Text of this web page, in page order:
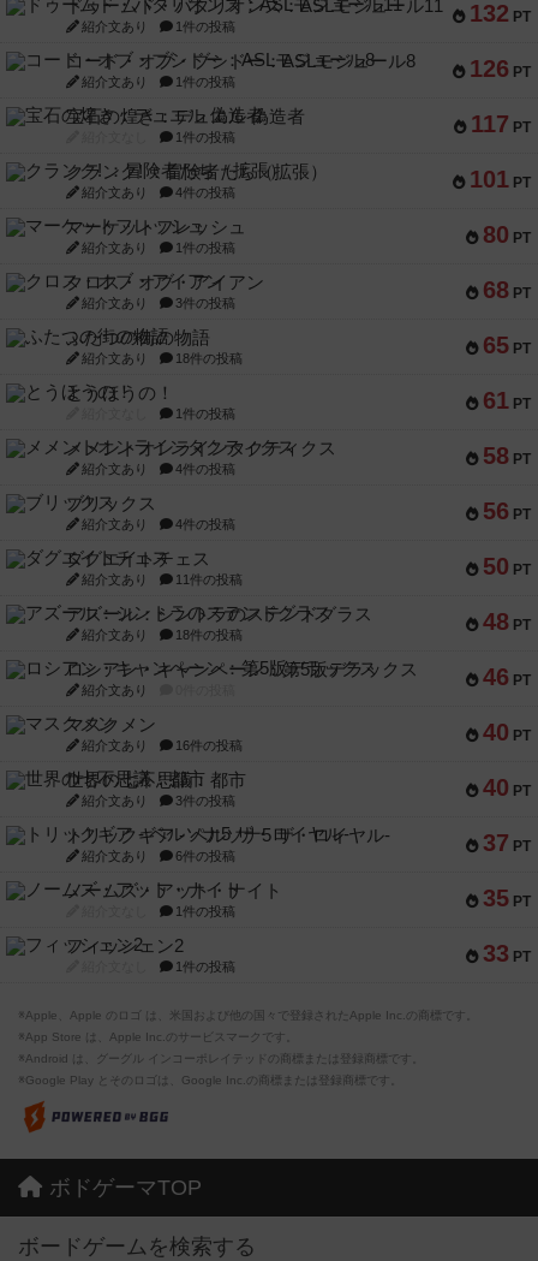
132 PT
ドゥームド・バタリオンズ：ASLモジュール11
紹介文あり 1件の投稿
126 PT
コード・オブ・ブシドー：ASLモジュール8
紹介文あり 1件の投稿
117 PT
宝石の煌き：デュエル 偽造者
1件の投稿
101 PT
クランク! ：冒険者たち（拡張）
紹介文あり 4件の投稿
80 PT
マーケットフレッシュ
紹介文あり 1件の投稿
68 PT
クロス・オブ・アイアン
紹介文あり 3件の投稿
65 PT
ふたつの街の物語
紹介文あり 18件の投稿
61 PT
とうほうの！
1件の投稿
58 PT
メメントオンラインタクティクス
紹介文あり 4件の投稿
56 PT
ブリックス
紹介文あり 4件の投稿
50 PT
ダグエイトチェス
紹介文あり 11件の投稿
48 PT
アズール：シントラのステンドグラス
紹介文あり 18件の投稿
46 PT
ロシアン・キャンペーン：第5版デラックス
紹介文あり
40 PT
マスクメン
紹介文あり 16件の投稿
40 PT
世界の七不思議：都市
紹介文あり 3件の投稿
37 PT
トリックギア - ペルソナ5 ザ・ロイヤル-
紹介文あり 6件の投稿
35 PT
ノームズ・アット・ナイト
1件の投稿
33 PT
フィッシェン2
1件の投稿
※Apple、Apple のロゴ は、米国および他の国々で登録されたApple Inc.の商標です。
※App Store は、Apple Inc.のサービスマークです。
※Android は、グーグル インコーポレイテッドの商標または登録商標です。
※Google Play とそのロゴは、Google Inc.の商標または登録商標です。
ボドゲーマTOP
ボードゲームを検索する